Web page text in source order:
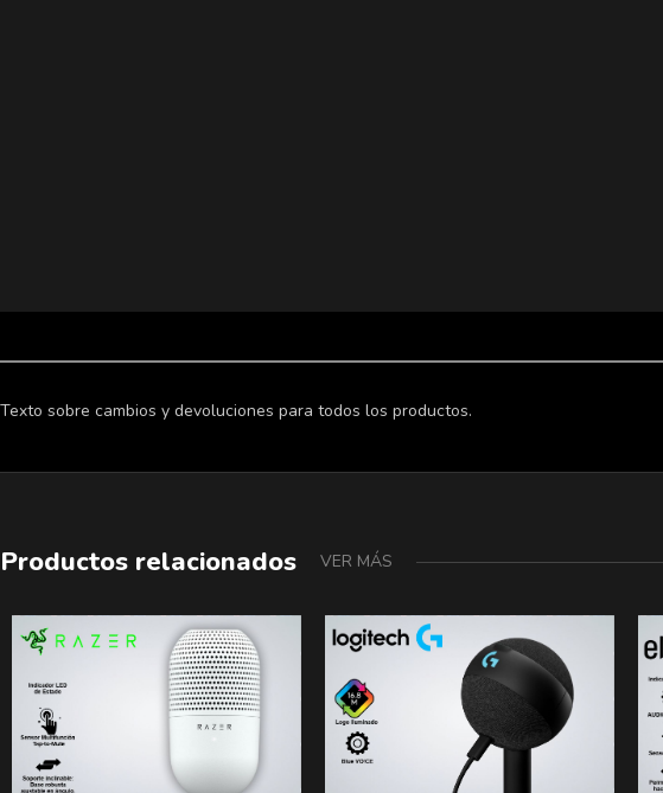
Texto sobre cambios y devoluciones para todos los productos.
Productos relacionados VER MÁS